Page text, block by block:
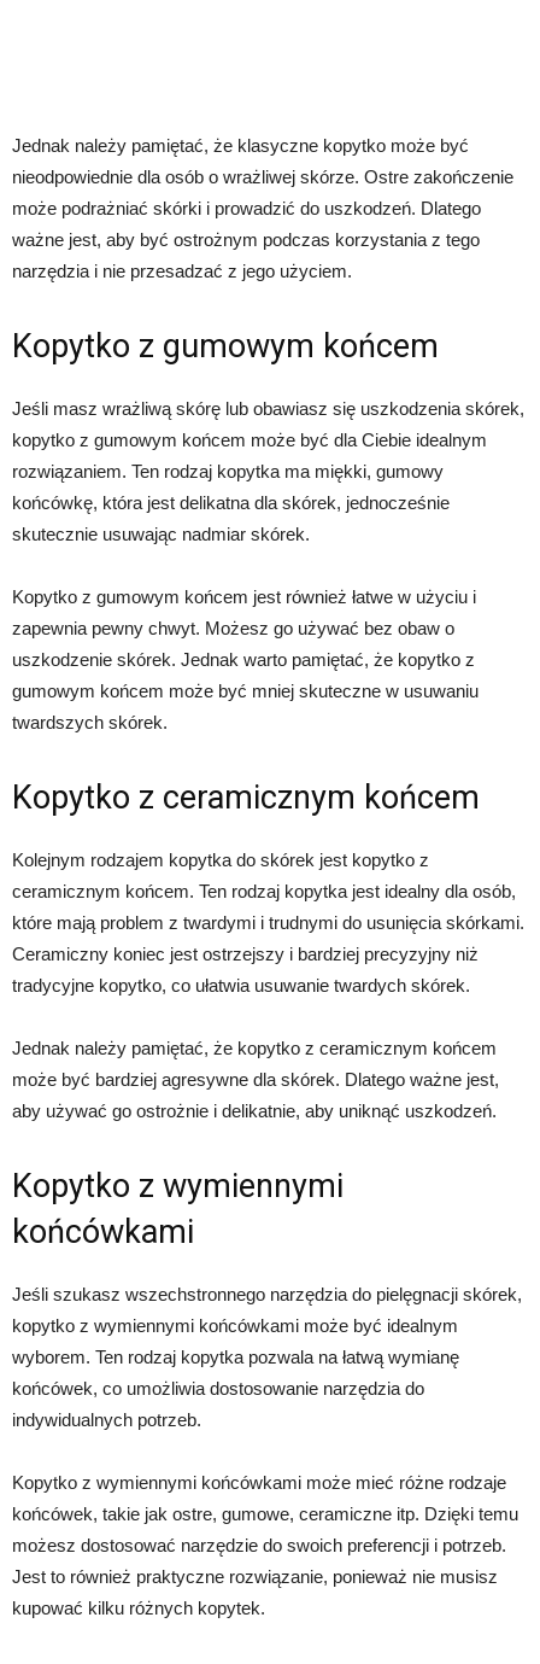
Jednak należy pamiętać, że klasyczne kopytko może być
nieodpowiednie dla osób o wrażliwej skórze. Ostre zakończenie
może podrażniać skórki i prowadzić do uszkodzeń. Dlatego
ważne jest, aby być ostrożnym podczas korzystania z tego
narzędzia i nie przesadzać z jego użyciem.
Kopytko z gumowym końcem
Jeśli masz wrażliwą skórę lub obawiasz się uszkodzenia skórek,
kopytko z gumowym końcem może być dla Ciebie idealnym
rozwiązaniem. Ten rodzaj kopytka ma miękki, gumowy
końcówkę, która jest delikatna dla skórek, jednocześnie
skutecznie usuwając nadmiar skórek.
Kopytko z gumowym końcem jest również łatwe w użyciu i
zapewnia pewny chwyt. Możesz go używać bez obaw o
uszkodzenie skórek. Jednak warto pamiętać, że kopytko z
gumowym końcem może być mniej skuteczne w usuwaniu
twardszych skórek.
Kopytko z ceramicznym końcem
Kolejnym rodzajem kopytka do skórek jest kopytko z
ceramicznym końcem. Ten rodzaj kopytka jest idealny dla osób,
które mają problem z twardymi i trudnymi do usunięcia skórkami.
Ceramiczny koniec jest ostrzejszy i bardziej precyzyjny niż
tradycyjne kopytko, co ułatwia usuwanie twardych skórek.
Jednak należy pamiętać, że kopytko z ceramicznym końcem
może być bardziej agresywne dla skórek. Dlatego ważne jest,
aby używać go ostrożnie i delikatnie, aby uniknąć uszkodzeń.
Kopytko z wymiennymi
końcówkami
Jeśli szukasz wszechstronnego narzędzia do pielęgnacji skórek,
kopytko z wymiennymi końcówkami może być idealnym
wyborem. Ten rodzaj kopytka pozwala na łatwą wymianę
końcówek, co umożliwia dostosowanie narzędzia do
indywidualnych potrzeb.
Kopytko z wymiennymi końcówkami może mieć różne rodzaje
końcówek, takie jak ostre, gumowe, ceramiczne itp. Dzięki temu
możesz dostosować narzędzie do swoich preferencji i potrzeb.
Jest to również praktyczne rozwiązanie, ponieważ nie musisz
kupować kilku różnych kopytek.